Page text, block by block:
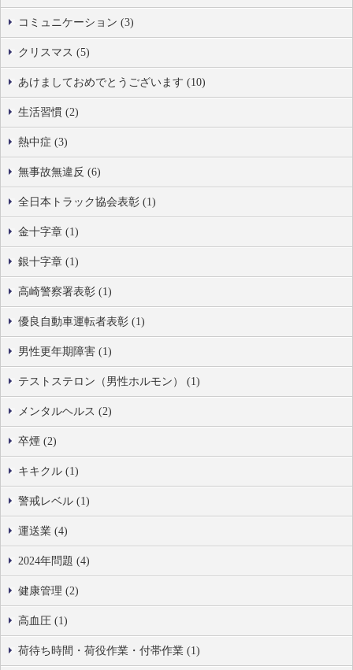
コミュニケーション (3)
クリスマス (5)
あけましておめでとうございます (10)
生活習慣 (2)
熱中症 (3)
無事故無違反 (6)
全日本トラック協会表彰 (1)
金十字章 (1)
銀十字章 (1)
高崎警察署表彰 (1)
優良自動車運転者表彰 (1)
男性更年期障害 (1)
テストステロン（男性ホルモン） (1)
メンタルヘルス (2)
卒煙 (2)
キキクル (1)
警戒レベル (1)
運送業 (4)
2024年問題 (4)
健康管理 (2)
高血圧 (1)
荷待ち時間・荷役作業・付帯作業 (1)